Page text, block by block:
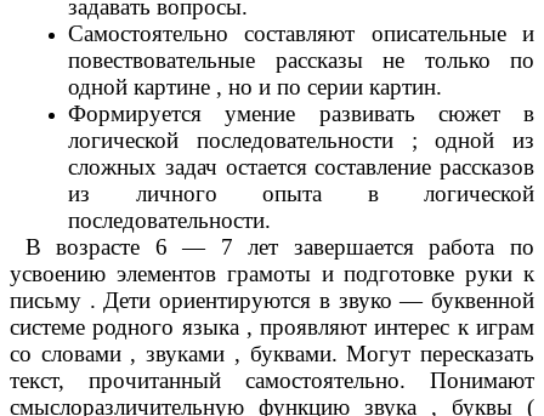
задавать вопросы.
Самостоятельно составляют описательные и
повествовательные рассказы не только по
одной картине , но и по серии картин.
Формируется умение развивать сюжет в
логической последовательности ; одной из
сложных задач остается составление рассказов
из личного опыта в логической
последовательности.
В возрасте 6 — 7 лет завершается работа по
усвоению элементов грамоты и подготовке руки к
письму . Дети ориентируются в звуко — буквенной
системе родного языка , проявляют интерес к играм
со словами , звуками , буквами. Могут пересказать
текст, прочитанный самостоятельно. Понимают
смыслоразличительную функцию звука , буквы (